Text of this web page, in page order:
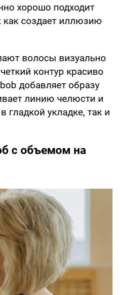
хорошо подходит
как создает иллюзию
волосы визуально
контур красиво
добавляет образу
линию челюсти и
гладкой укладке, так и
с объемом на